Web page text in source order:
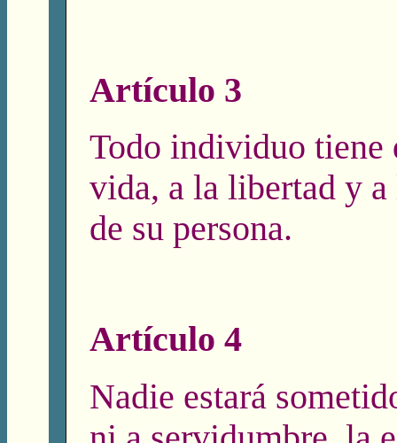
Artículo 3
Todo individuo tiene
vida, a la libertad y a
de su persona.
Artículo 4
Nadie estará